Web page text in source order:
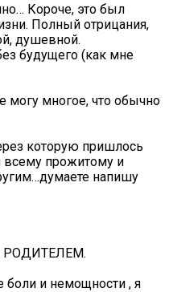
Короче, это был
Полный отрицания,
душевной.
будущего (как мне
могу многое, что обычно
которую пришлось
всему прожитому и
напишу
РОДИТЕЛЕМ.
боли и немощности , я